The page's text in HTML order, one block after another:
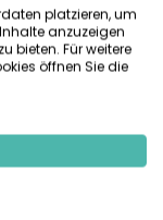
mit ihren
Spiele für die
jüngsten
platzieren, um
anzuzeigen
bieten. Für weitere
öffnen Sie die